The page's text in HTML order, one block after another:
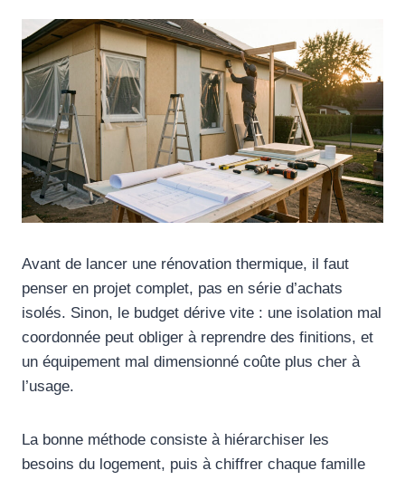
Avant de lancer une rénovation thermique, il faut
penser en projet complet, pas en série d’achats
isolés. Sinon, le budget dérive vite : une isolation mal
coordonnée peut obliger à reprendre des finitions, et
un équipement mal dimensionné coûte plus cher à
l’usage.
La bonne méthode consiste à hiérarchiser les
besoins du logement, puis à chiffrer chaque famille